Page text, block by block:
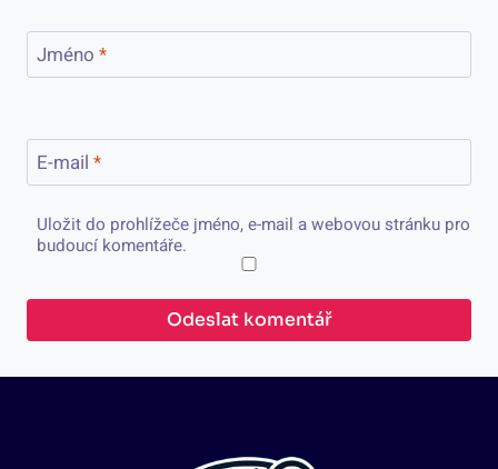
Jméno *
E-mail *
Uložit do prohlížeče jméno, e-mail a webovou stránku pro
budoucí komentáře.